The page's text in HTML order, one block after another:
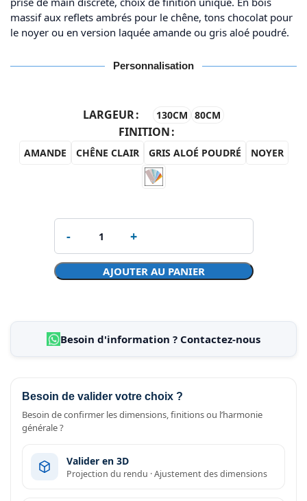
massif aux reflets ambrés pour le chêne, tons chocolat pour
le noyer ou en version laquée amande ou gris aloé poudré.
Personnalisation
LARGEUR 130CM 80CM
FINITION
AMANDE CHÊNE CLAIR GRIS ALOÉ POUDRÉ NOYER
AJOUTER AU PANIER
Besoin d'information ? Contactez-nous
Besoin de valider votre choix ?
Besoin de confirmer les dimensions, finitions ou l’harmonie
générale ?
Valider en 3D
Projection du rendu · Ajustement des dimensions